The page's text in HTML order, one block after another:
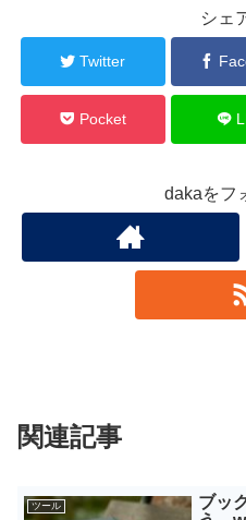
シェ
Twitter
Pocket
dakaをフ
関連記事
ツール
ブッ